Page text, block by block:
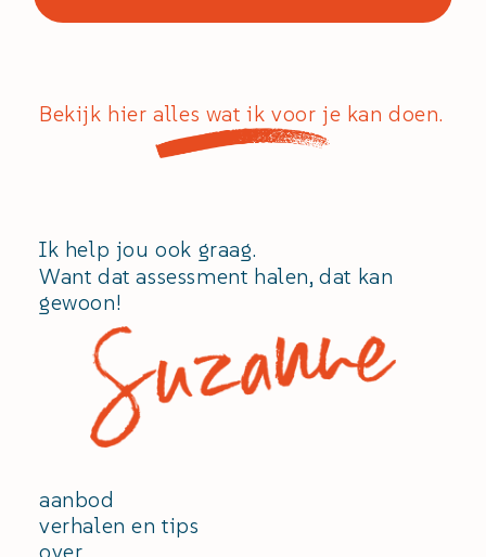
Bekijk hier alles wat ik voor je kan doen.
Ik help jou ook graag.
Want dat assessment halen, dat kan
gewoon!
aanbod
verhalen en tips